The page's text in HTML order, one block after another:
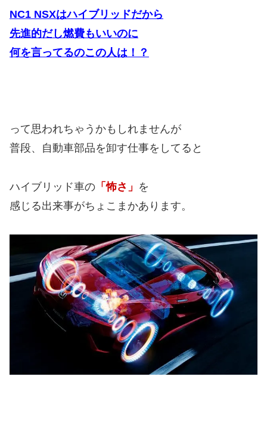
NC1 NSXはハイブリッドだから
先進的だし燃費もいいのに
何を言ってるのこの人は！？
って思われちゃうかもしれませんが
普段、自動車部品を卸す仕事をしてると
ハイブリッド車の 「怖さ」 を
感じる出来事がちょこまかあります。